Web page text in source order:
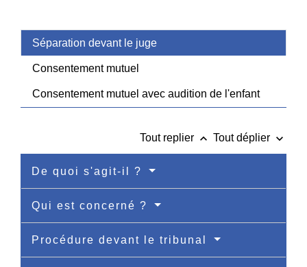
Séparation devant le juge
Consentement mutuel
Consentement mutuel avec audition de l'enfant
Tout replier keyboard_arrow_up Tout déplier keyboard_arrow_down
De quoi s'agit-il ?
Qui est concerné ?
Procédure devant le tribunal